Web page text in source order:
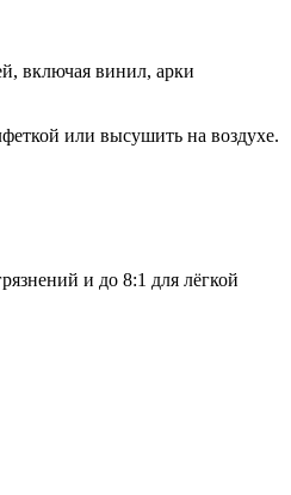
включая винил, арки
или высушить на воздухе.
и до 8:1 для лёгкой